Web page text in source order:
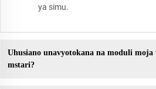
ya simu.
Uhusiano unavyotokana na moduli
mstari?